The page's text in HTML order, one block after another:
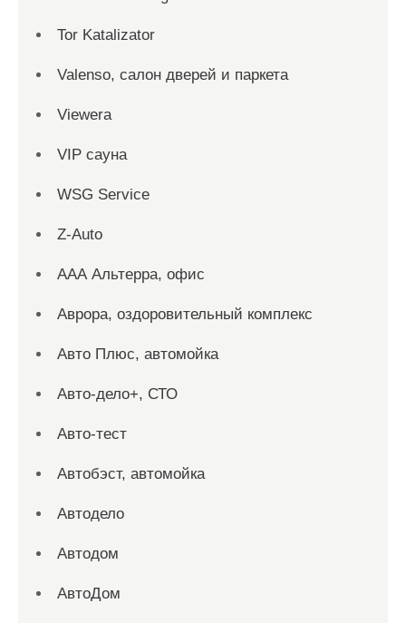
Tor Katalizator
Valenso, салон дверей и паркета
Viewera
VIP сауна
WSG Service
Z-Auto
ААА Альтерра, офис
Аврора, оздоровительный комплекс
Авто Плюс, автомойка
Авто-дело+, СТО
Авто-тест
Автобэст, автомойка
Автодело
Автодом
АвтоДом